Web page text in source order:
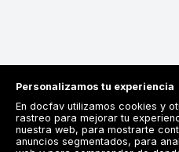
Personalizamos tu experiencia
En docfav utilizamos cookies y
rastreo para mejorar tu
nuestra web, para mostrarte
anuncios segmentados, para